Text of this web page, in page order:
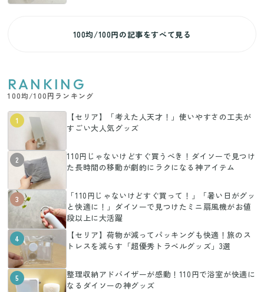
100均/100円の記事をすべて見る
RANKING
100均/100円ランキング
1
【セリア】「考えた人天才！」使いやすさの工夫が
すごい大人気グッズ
2
110円じゃないけどすぐ買うべき！ダイソーで見つけ
た長時間の移動が劇的にラクになる神アイテム
3
「110円じゃないけどすぐ買って！」「暑い日がグッ
と快適に！」ダイソーで見つけたミニ扇風機がお値
段以上に大活躍
4
【セリア】荷物が減ってパッキングも快適！旅のス
トレスを減らす「超優秀トラベルグッズ」3選
5
整理収納アドバイザーが感動！110円で浴室が快適に
なるダイソーの神グッズ